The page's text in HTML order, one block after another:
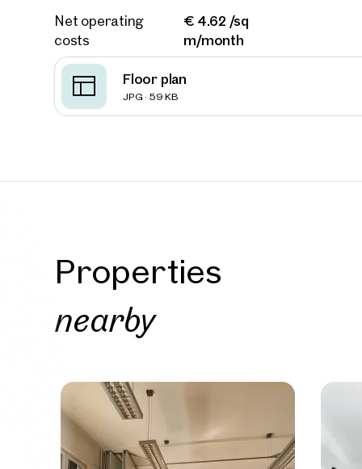
Net operating
costs
€ 4.62 /sq
m/month
Floor plan
JPG · 59 KB
Properties
nearby